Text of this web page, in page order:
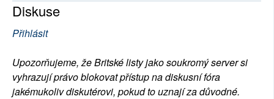
Diskuse
Přihlásit
Upozorňujeme, že Britské listy jako soukromý server si
vyhrazují právo blokovat přístup na diskusní fóra
jakémukoliv diskutérovi, pokud to uznají za důvodné.